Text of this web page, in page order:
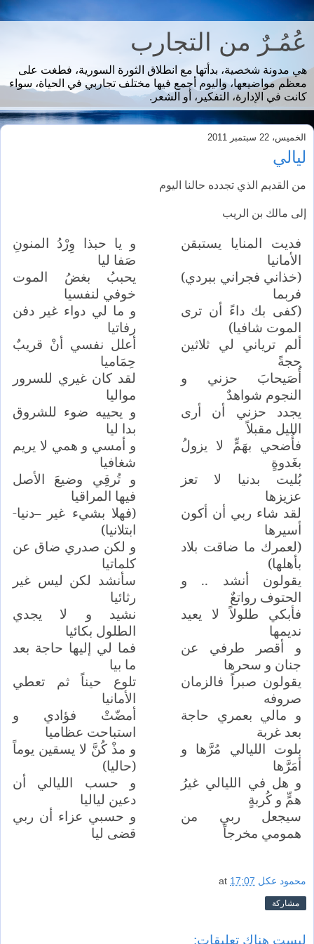
عُمُـرٌ من التجارب
هي مدونة شخصية، بدأتها مع انطلاق الثورة السورية، فطغت على
معظم مواضيعها، واليوم أجمع فيها مختلف تجاربي في الحياة، سواء
كانت في الإدارة، التفكير، أو الشعر.
الخميس، 22 سبتمبر 2011
ليالي
من القديم الذي تجدده حالنا اليوم
إلى مالك بن الريب
فديت المنايا يستبقن
الأمانيا
(خذاني فجراني ببردي)
فربما
(كفى بك داءً أن ترى
الموت شافيا)
ألم ترياني لي ثلاثين
حجةً
أُصَيحابَ حزني و
النجوم شواهدٌ
يجدد حزني أن أرى
الليل مقبلاً
فأُضحي بهَمٍّ لا يزولُ
بغَدوةٍ
بُليت بدنيا لا تعز
عزيزها
لقد شاء ربي أن أكون
أسيرها
(لعمرك ما ضاقت بلاد
بأهلها)
يقولون أنشد .. و
الحتوف رواتعٌ
فأبكي طلولاً لا يعيد
نديمها
و أقصر طرفي عن
جنان و سحرها
يقولون صبراً فالزمان
صروفه
و مالي بعمري حاجة
بعد غربة
بلوت الليالي مُرَّها و
أمَرَّها
و هل في الليالي غيرُ
همٍّ و كُربةٍ
سيجعل ربي من
همومي مخرجاً
و يا حبذا وِرْدُ المنونِ
صَفا ليا
يحببُ بغضُ الموت
خوفي لنفسيا
و ما لي دواء غير دفن
رفاتيا
أعلل نفسي أنْ قريبٌ
حِمَاميا
لقد كان غيري للسرور
مواليا
و يحييه ضوء للشروق
بدا ليا
و أمسي و همي لا يريم
شغافيا
و تُرقِي وضيعَ الأصل
فيها المراقيا
(فهلا بشيء غير –دنيا-
ابتلانيا)
و لكن صدري ضاق عن
كلماتيا
سأنشد لكن ليس غير
رثائيا
نشيد و لا يجدي
الطلول بكائيا
فما لي إليها حاجة بعد
ما بيا
تلوع حيناً ثم تعطي
الأمانيا
أمضّتْ فؤادي و
استباحت عظاميا
و مذْ كُنَّ لا يسقين يوماً
(حاليا)
و حسب الليالي أن
دعين لياليا
و حسبي عزاء أن ربي
قضى ليا
محمود عكل at 17:07
مشاركة
ليست هناك تعليقات: